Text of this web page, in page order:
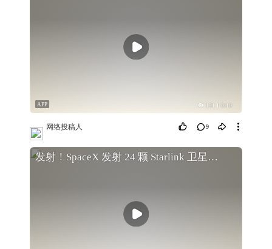
121 0:10
APP
网络投稿人 9
发射！SpaceX 发射 24 颗 Starlink 卫星，完成双发发射，成功着陆